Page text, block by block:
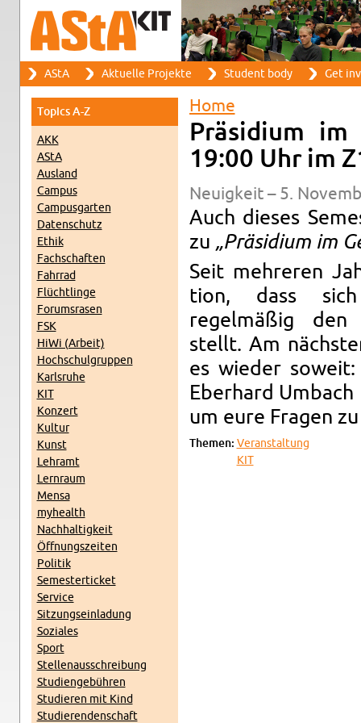
Search form
Search
Main menu
AStA Ak­tuelle Pro­jekte Stu­dent body Get
Top­ics A-Z
AKK
AStA
Aus­land
Cam­pus
Cam­pus­garten
Daten­schutz
Ethik
Fach­schaften
Fahrrad
Flüchtlinge
Fo­rum­srasen
FSK
HiWi (Ar­beit)
Hochschul­grup­pen
Karl­sruhe
KIT
Konz­ert
Kul­tur
Kunst
Lehramt
Lern­raum
Mensa
my­health
Nach­haltigkeit
Öff­nungszeiten
Poli­tik
Se­mes­terticket
Ser­vice
Sitzung­sein­ladung
Soziales
Sport
Stel­lenauss­chrei­bung
Stu­di­engebühren
Studieren mit Kind
Studieren­den­schaft
You are here
Home
Präsid­ium
19:00 Uhr im
Neuigkeit – 5.
Auch dieses
zu „Präsid­ium im
Seit mehreren
tion, dass
regelmäßig
stellt. Am
es wieder
Eber­hard
um eure Fra­gen
The­men: Ve­r­anstal­tung
KIT